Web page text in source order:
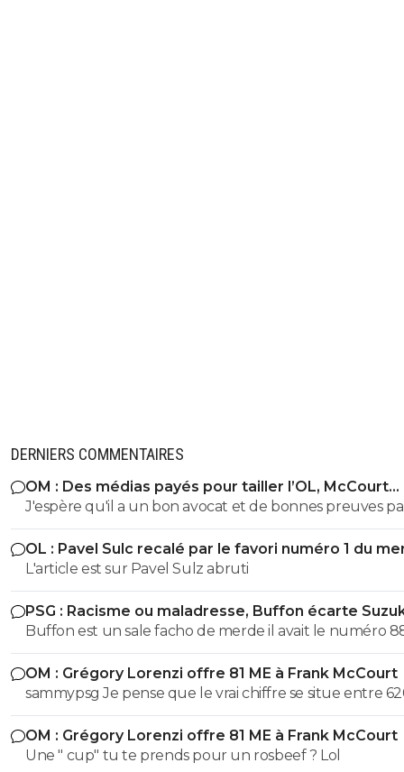
DERNIERS COMMENTAIRES
OM : Des médias payés pour tailler l’OL, McCourt
accusé
J'espère qu'il a un bon avocat et de bonnes preuves
qu'il va vite exploser en vol avec ses différentes
OL : Pavel Sulc recalé par le favori numéro 1 du
L'article est sur Pavel Sulz abruti
PSG : Racisme ou maladresse, Buffon écarte
Buffon est un sale facho de merde il avait le numéro
cetait pas un hasard...
OM : Grégory Lorenzi offre 81 ME à Frank McCourt
sammypsg Je pense que le vrai chiffre se situe entre
700 M
OM : Grégory Lorenzi offre 81 ME à Frank McCourt
Une " cup" tu te prends pour un rosbeef ? Lol